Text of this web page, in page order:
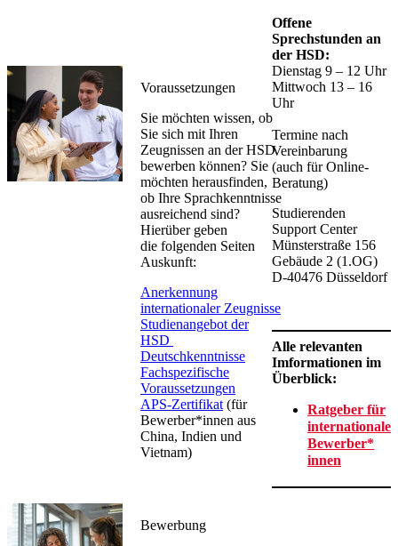
Voraussetzungen
Sie möchten wissen, ob
Sie sich mit Ihren
Zeugnissen an der HSD
bewerben können? Sie
möchten herausfinden,
ob Ihre Sprachkenntnisse
ausreichend sind?
Hierüber geben
die folgenden Seiten
Auskunft:
Anerkennung
internationaler Zeugnisse
Studienangebot der
HSD
Deutschken​ntnisse
Fachspezifische
Voraussetzungen
APS-Zertifikat​ (für
Bewerber*innen aus
China, Indien und
Vietnam)​
Bewerbung
Offene
Sprechstunden an
der HSD:
Dienstag 9 – 12 Uhr
Mittwoch 13 –​ 16
Uhr
Termine nach
Vereinbarung​
(auch für Online-
Beratung)
Studierenden
Support Center
Münsterstraße 156
Gebäude 2 (1.OG)
D-40476 Düsseldorf
Alle relevanten
Imformationen im
Überblick:
Ratgebe​​r für
internationale
Bewerber*​
innen